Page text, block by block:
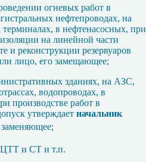
огневых работ в
нефтепроводах, на
в нефтенасосных, при
на линейной части
и реконструкции резервуаров
лицо, его замещающее;
зданиях, на АЗС,
водопроводах, в
производстве работ в
утверждает начальник
и СТ и т.п.